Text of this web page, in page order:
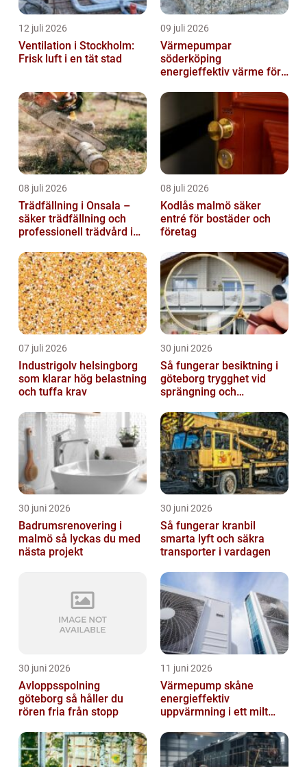
12 juli 2026
Ventilation i Stockholm:
Frisk luft i en tät stad
09 juli 2026
Värmepumpar
söderköping
energieffektiv värme för
08 juli 2026
Trädfällning i Onsala –
säker trädfällning och
professionell trädvård i
08 juli 2026
Kodlås malmö säker
entré för bostäder och
företag
07 juli 2026
Industrigolv helsingborg
som klarar hög belastning
och tuffa krav
30 juni 2026
Så fungerar besiktning i
göteborg trygghet vid
sprängning och
30 juni 2026
Badrumsrenovering i
malmö så lyckas du med
nästa projekt
30 juni 2026
Så fungerar kranbil
smarta lyft och säkra
transporter i vardagen
30 juni 2026
Avloppsspolning
göteborg så håller du
rören fria från stopp
11 juni 2026
Värmepump skåne
energieffektiv
uppvärmning i ett milt